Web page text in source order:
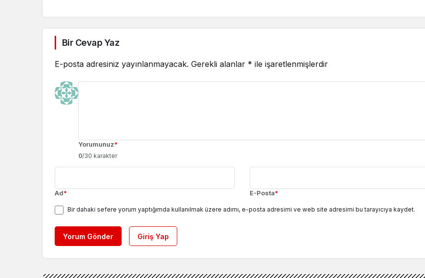
Bir Cevap Yaz
E-posta adresiniz yayınlanmayacak. Gerekli alanlar * ile işaretlenmişlerdir
Yorumunuz*
0/30 karakter
Ad* E-Posta*
Bir dahaki sefere yorum yaptığımda kullanılmak üzere adımı, e-posta adresimi ve web site adresimi bu tarayıcıya kaydet.
Yorum Gönder Giriş Yap